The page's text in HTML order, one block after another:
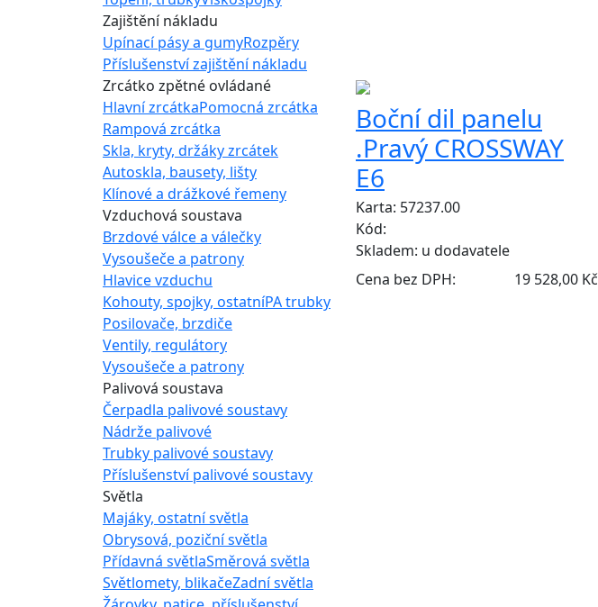
Zajištění nákladu
Upínací pásy a gumyRozpěry
Příslušenství zajištění nákladu
Zrcátko zpětné ovládané
Hlavní zrcátkaPomocná zrcátka
Rampová zrcátka
Skla, kryty, držáky zrcátek
Autoskla, bausety, lišty
Klínové a drážkové řemeny
Vzduchová soustava
Brzdové válce a válečky
Vysoušeče a patrony
Hlavice vzduchu
Kohouty, spojky, ostatníPA trubky
Posilovače, brzdiče
Ventily, regulátory
Vysoušeče a patrony
Palivová soustava
Čerpadla palivové soustavy
Nádrže palivové
Trubky palivové soustavy
Příslušenství palivové soustavy
Světla
Majáky, ostatní světla
Obrysová, poziční světla
Přídavná světlaSměrová světla
Světlomety, blikačeZadní světla
Boční dil panelu
.Pravý CROSSWAY
E6
Karta: 57237.00
Kód:
Skladem: u dodavatele
Cena bez DPH:
19 528,00 Kč